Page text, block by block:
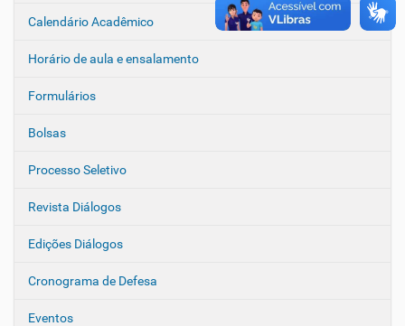
Calendário Acadêmico
Horário de aula e ensalamento
Formulários
Bolsas
Processo Seletivo
Revista Diálogos
Edições Diálogos
Cronograma de Defesa
Eventos